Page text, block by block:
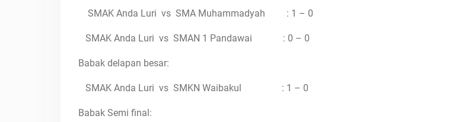
SMAK Anda Luri vs SMA Muhammadyah : 1 – 0
SMAK Anda Luri vs SMAN 1 Pandawai : 0 – 0
Babak delapan besar:
SMAK Anda Luri vs SMKN Waibakul : 1 – 0
Babak Semi final: